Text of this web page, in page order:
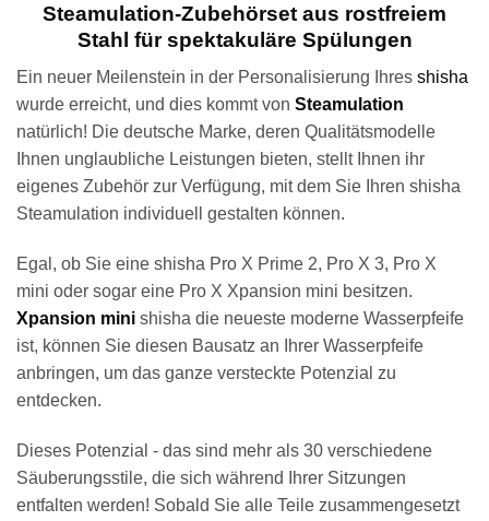
Steamulation-Zubehörset aus rostfreiem
Stahl für spektakuläre Spülungen
Ein neuer Meilenstein in der Personalisierung Ihres shisha
wurde erreicht, und dies kommt von Steamulation
natürlich! Die deutsche Marke, deren Qualitätsmodelle
Ihnen unglaubliche Leistungen bieten, stellt Ihnen ihr
eigenes Zubehör zur Verfügung, mit dem Sie Ihren shisha
Steamulation individuell gestalten können.
Egal, ob Sie eine shisha Pro X Prime 2, Pro X 3, Pro X
mini oder sogar eine Pro X Xpansion mini besitzen.
Xpansion mini shisha die neueste moderne Wasserpfeife
ist, können Sie diesen Bausatz an Ihrer Wasserpfeife
anbringen, um das ganze versteckte Potenzial zu
entdecken.
Dieses Potenzial - das sind mehr als 30 verschiedene
Säuberungsstile, die sich während Ihrer Sitzungen
entfalten werden! Sobald Sie alle Teile zusammengesetzt